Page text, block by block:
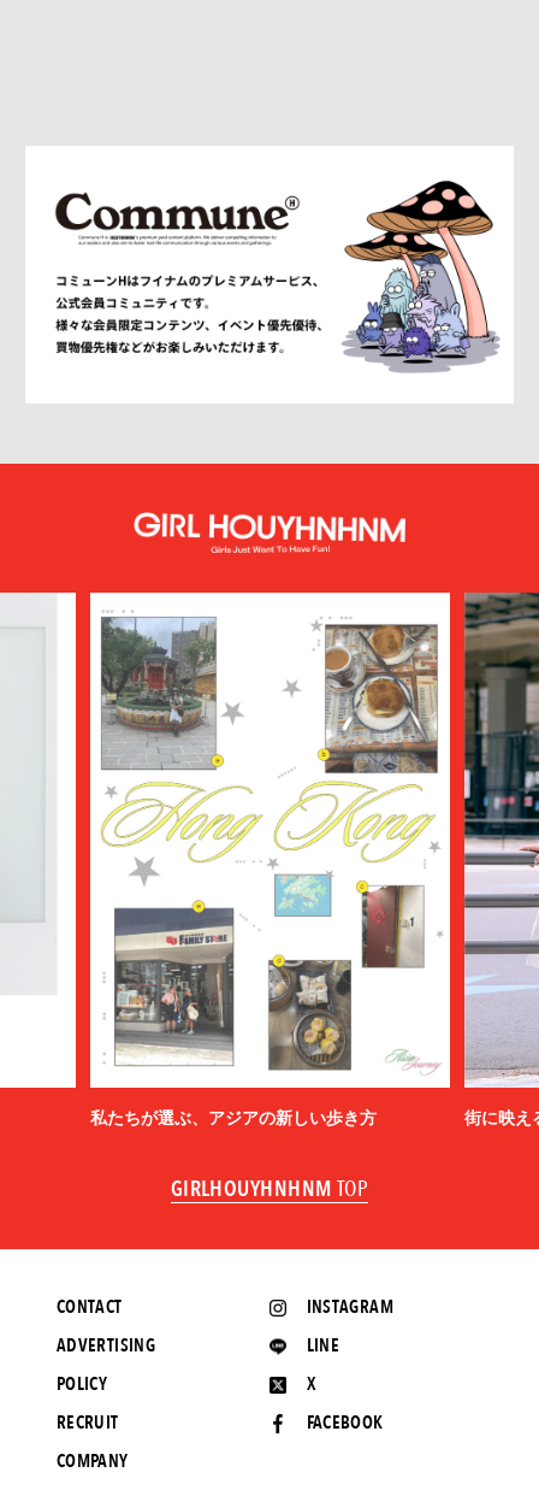
私たちが選ぶ、アジアの新しい歩き方 街に映え
GIRLHOUYHNHNM TOP
INSTAGRAM
LINE
X
FACEBOOK
CONTACT
ADVERTISING
POLICY
RECRUIT
COMPANY